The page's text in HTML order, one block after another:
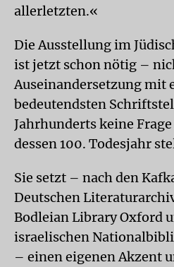
allerletzten.«
Die Ausstellung im
ist jetzt schon nötig –
Auseinandersetzung mit
bedeutendsten
Jahrhunderts keine
dessen 100. Todesjahr
Sie setzt – nach den
Deutschen
Bodleian Library Oxford
israelischen
– einen eigenen Akzent